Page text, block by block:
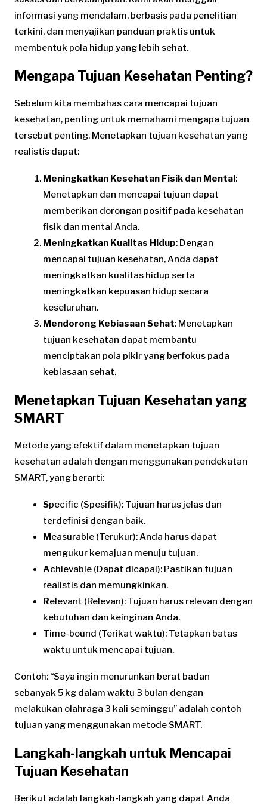
informasi yang mendalam, berbasis pada penelitian
terkini, dan menyajikan panduan praktis untuk
membentuk pola hidup yang lebih sehat.
Mengapa Tujuan Kesehatan Penting?
Sebelum kita membahas cara mencapai tujuan
kesehatan, penting untuk memahami mengapa tujuan
tersebut penting. Menetapkan tujuan kesehatan yang
realistis dapat:
Meningkatkan Kesehatan Fisik dan Mental:
Menetapkan dan mencapai tujuan dapat
memberikan dorongan positif pada kesehatan
fisik dan mental Anda.
Meningkatkan Kualitas Hidup: Dengan
mencapai tujuan kesehatan, Anda dapat
meningkatkan kualitas hidup serta
meningkatkan kepuasan hidup secara
keseluruhan.
Mendorong Kebiasaan Sehat: Menetapkan
tujuan kesehatan dapat membantu
menciptakan pola pikir yang berfokus pada
kebiasaan sehat.
Menetapkan Tujuan Kesehatan yang
SMART
Metode yang efektif dalam menetapkan tujuan
kesehatan adalah dengan menggunakan pendekatan
SMART, yang berarti:
Specific (Spesifik): Tujuan harus jelas dan
terdefinisi dengan baik.
Measurable (Terukur): Anda harus dapat
mengukur kemajuan menuju tujuan.
Achievable (Dapat dicapai): Pastikan tujuan
realistis dan memungkinkan.
Relevant (Relevan): Tujuan harus relevan dengan
kebutuhan dan keinginan Anda.
Time-bound (Terikat waktu): Tetapkan batas
waktu untuk mencapai tujuan.
Contoh: “Saya ingin menurunkan berat badan
sebanyak 5 kg dalam waktu 3 bulan dengan
melakukan olahraga 3 kali seminggu” adalah contoh
tujuan yang menggunakan metode SMART.
Langkah-langkah untuk Mencapai
Tujuan Kesehatan
Berikut adalah langkah-langkah yang dapat Anda